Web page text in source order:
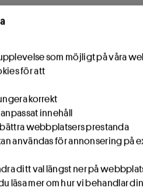
som möjligt på våra
för att
korrekt
innehåll
webbplatsers prestanda
användas för annonsering på
ditt val längst ner på
läsa mer om hur vi behandlar